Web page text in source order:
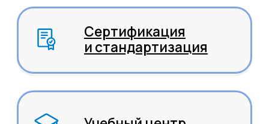
Компания
О нас
Отзывы
Карьера
Контакты
Продукты
Цифровые кадровые
бухгалтерские
налоговый учет
Корпорациям